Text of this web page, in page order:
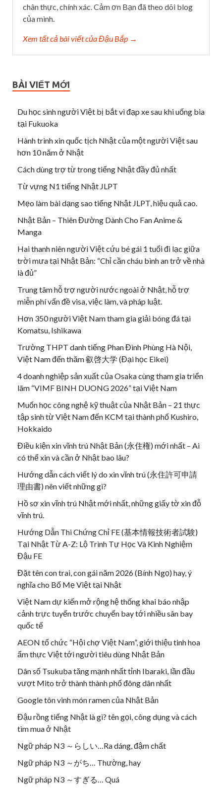
chân thực, chính xác. Cảm ơn Bạn đã theo dõi blog
của mình.
Xem tất cả bài viết của Đậu Bắp →
BÀI VIẾT MỚI
Du học sinh người Việt bị bắt vì đạp xe sau khi uống bia
tại Fukuoka
Hành trình xin quốc tịch Nhật của một người Việt sau
hơn 10 năm ở Nhật
Cách dùng trợ từ trong tiếng Nhật đầy đủ nhất
Từ vựng N1 tiếng Nhật JLPT
Mẹo làm bài dạng sao tiếng Nhật JLPT, hiệu quả cao.
Nhật Bản – Thiên Đường Dành Cho Fan Anime &
Manga
Hai thanh niên người Việt cứu bé gái 1 tuổi đi lạc giữa
trời mưa tại Nhật Bản: “Chỉ cần cháu bình an trở về nhà
là đủ”
Trung tâm hỗ trợ người nước ngoài ở Nhật, hỗ trợ
miễn phí vấn đề visa, việc làm, và pháp luật.
Hơn 350 người Việt Nam tham gia giải bóng đá tại
Komatsu, Ishikawa
Trường THPT danh tiếng Phan Đình Phùng Hà Nội,
Việt Nam đến thăm 叡啓大学 (Đại học Eikei)
4 doanh nghiệp sản xuất của Osaka cùng tham gia triển
lãm “VIMF BINH DUONG 2026” tại Việt Nam
Muốn học công nghệ kỹ thuật của Nhật Bản – 21 thực
tập sinh từ Việt Nam đến KCM tại thành phố Kushiro,
Hokkaido
Điều kiện xin vĩnh trú Nhật Bản (永住権) mới nhất – Ai
có thể xin và cần ở Nhật bao lâu?
Hướng dẫn cách viết lý do xin vĩnh trú (永住許可申請
理由書) nên viết những gì?
Hồ sơ xin vĩnh trú Nhật mới nhất, những giấy tờ xin đỗ
vĩnh trú.
Hướng Dẫn Thi Chứng Chỉ FE (基本情報技術者試験)
Tại Nhật Từ A-Z: Lộ Trình Tự Học Và Kinh Nghiệm
Đậu FE
Đặt tên con trai, con gái năm 2026 (Bính Ngọ) hay, ý
nghĩa cho Bố Mẹ Việt tại Nhật
Việt Nam dự kiến mở rộng hệ thống khai báo nhập
cảnh trực tuyến trước chuyến bay tới nhiều sân bay
quốc tế
AEON tổ chức “Hội chợ Việt Nam”, giới thiệu tinh hoa
ẩm thực Việt tới người tiêu dùng Nhật Bản
Dân số Tsukuba tăng mạnh nhất tỉnh Ibaraki, lần đầu
vượt Mito trở thành thành phố đông dân nhất
Google tôn vinh món ramen của Nhật Bản
Đậu rồng tiếng Nhật là gì? tên gọi, công dụng và cách
tìm mua ở Nhật
Ngữ pháp N3 ～らしい…Ra dáng, đậm chất
Ngữ pháp N3 ～がち… Thường, hay
Ngữ pháp N3 ～すぎる… Quá